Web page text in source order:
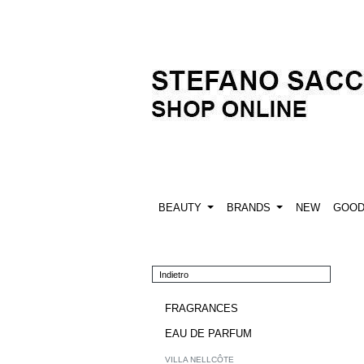
BEAUTY BRANDS NEW
Indietro
FRAGRANCES
EAU DE PARFUM
VILLA NELLCÔTE